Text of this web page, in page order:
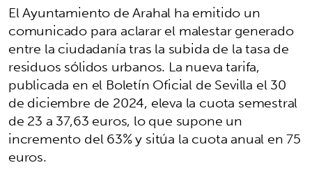
El Ayuntamiento de Arahal ha emitido un
comunicado para aclarar el malestar generado
entre la ciudadanía tras la subida de la tasa de
residuos sólidos urbanos. La nueva tarifa,
publicada en el Boletín Oficial de Sevilla el 30
de diciembre de 2024, eleva la cuota semestral
de 23 a 37,63 euros, lo que supone un
incremento del 63% y sitúa la cuota anual en 75
euros.